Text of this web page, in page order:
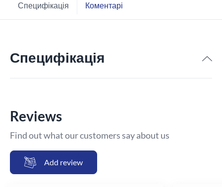
Специфікація Коментарі
Специфікація
Reviews
Find out what our customers say about us
Add review